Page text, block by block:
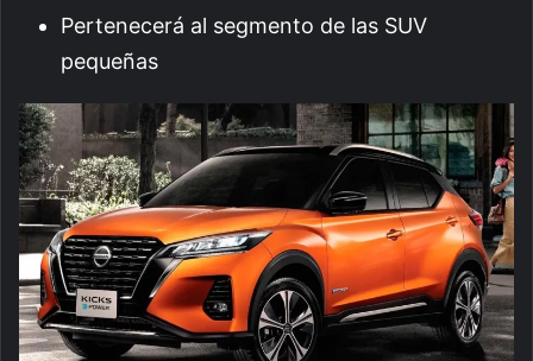
Pertenecerá al segmento de las SUV
pequeñas